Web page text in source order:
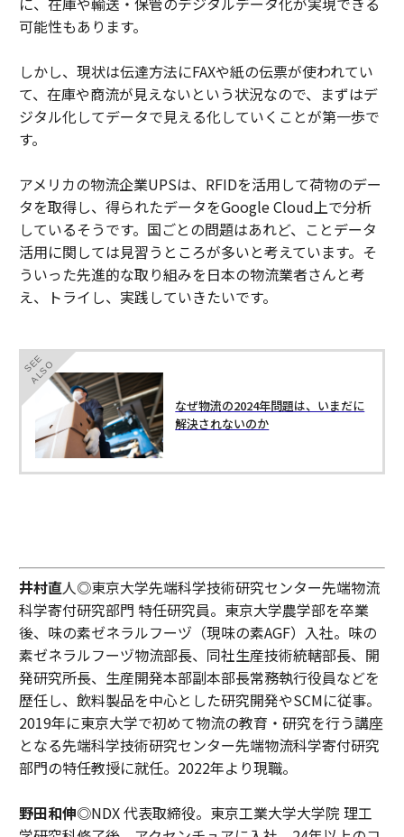
可能性もあります。
しかし、現状は伝達方法にFAXや紙の伝票が使われてい
て、在庫や商流が見えないという状況なので、まずはデ
ジタル化してデータで見える化していくことが第一歩で
す。
アメリカの物流企業UPSは、RFIDを活用して荷物のデー
タを取得し、得られたデータをGoogle Cloud上で分析
しているそうです。国ごとの問題はあれど、ことデータ
活用に関しては見習うところが多いと考えています。そ
ういった先進的な取り組みを日本の物流業者さんと考
え、トライし、実践していきたいです。
SEE
ALSO
なぜ物流の2024年問題は、いまだに
解決されないのか
井村直人◎東京大学先端科学技術研究センター先端物流
科学寄付研究部門 特任研究員。東京大学農学部を卒業
後、味の素ゼネラルフーヅ（現味の素AGF）入社。味の
素ゼネラルフーヅ物流部長、同社生産技術統轄部長、開
発研究所長、生産開発本部副本部長常務執行役員などを
歴任し、飲料製品を中心とした研究開発やSCMに従事。
2019年に東京大学で初めて物流の教育・研究を行う講座
となる先端科学技術研究センター先端物流科学寄付研究
部門の特任教授に就任。2022年より現職。
野田和伸◎NDX 代表取締役。東京工業大学大学院 理工